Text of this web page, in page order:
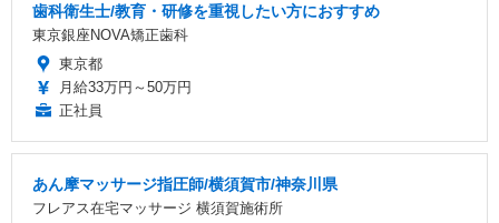
歯科衛生士/教育・研修を重視したい方におすすめ
東京銀座NOVA矯正歯科
東京都
月給33万円～50万円
正社員
あん摩マッサージ指圧師/横須賀市/神奈川県
フレアス在宅マッサージ 横須賀施術所